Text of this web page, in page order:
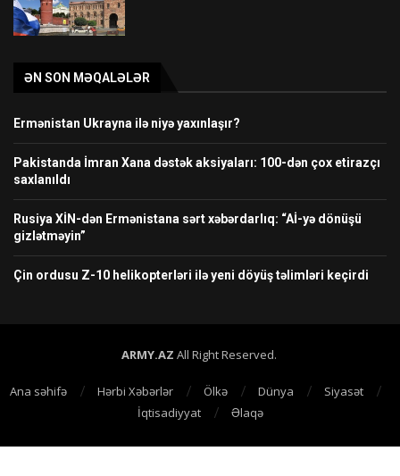
ƏN SON MƏQALƏLƏR
Ermənistan Ukrayna ilə niyə yaxınlaşır?
Pakistanda İmran Xana dəstək aksiyaları: 100-dən çox etirazçı
saxlanıldı
Rusiya XİN-dən Ermənistana sərt xəbərdarlıq: “Aİ-yə dönüşü
gizlətməyin”
Çin ordusu Z-10 helikopterləri ilə yeni döyüş təlimləri keçirdi
ARMY.AZ All Right Reserved.
Ana səhifə Hərbi Xəbərlər Ölkə Dünya
Siyasət
İqtisadiyyat
Əlaqə